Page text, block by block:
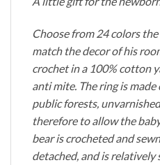
Choose from 24 colors
match the decor of his
crochet in a 100% cotton
anti mite. The ring is
public forests,
therefore to allow the
bear is crocheted and
detached, and is